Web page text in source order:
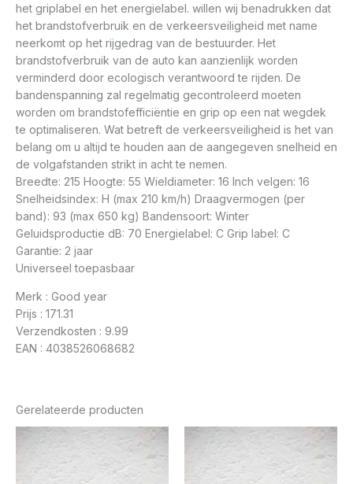
het griplabel en het energielabel. willen wij benadrukken dat
het brandstofverbruik en de verkeersveiligheid met name
neerkomt op het rijgedrag van de bestuurder. Het
brandstofverbruik van de auto kan aanzienlijk worden
verminderd door ecologisch verantwoord te rijden. De
bandenspanning zal regelmatig gecontroleerd moeten
worden om brandstofefficiëntie en grip op een nat wegdek
te optimaliseren. Wat betreft de verkeersveiligheid is het van
belang om u altijd te houden aan de aangegeven snelheid en
de volgafstanden strikt in acht te nemen.
Breedte: 215 Hoogte: 55 Wieldiameter: 16 Inch velgen: 16
Snelheidsindex: H (max 210 km/h) Draagvermogen (per
band): 93 (max 650 kg) Bandensoort: Winter
Geluidsproductie dB: 70 Energielabel: C Grip label: C
Garantie: 2 jaar
Universeel toepasbaar
Merk : Good year
Prijs : 171.31
Verzendkosten : 9.99
EAN : 4038526068682
Gerelateerde producten